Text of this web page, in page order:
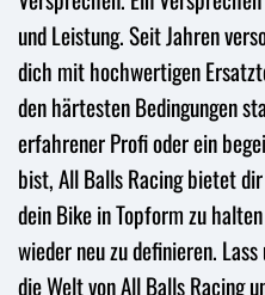
und Leistung. Seit Jahren
dich mit hochwertigen
den härtesten Bedingungen
erfahrener Profi oder ein
bist, All Balls Racing bietet
dein Bike in Topform zu
wieder neu zu definieren.
die Welt von All Balls Racing